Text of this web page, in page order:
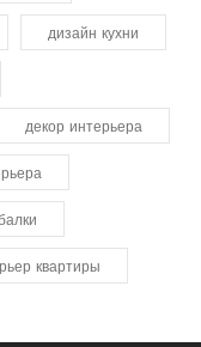
дизайн кухни
декор интерьера
квартиры